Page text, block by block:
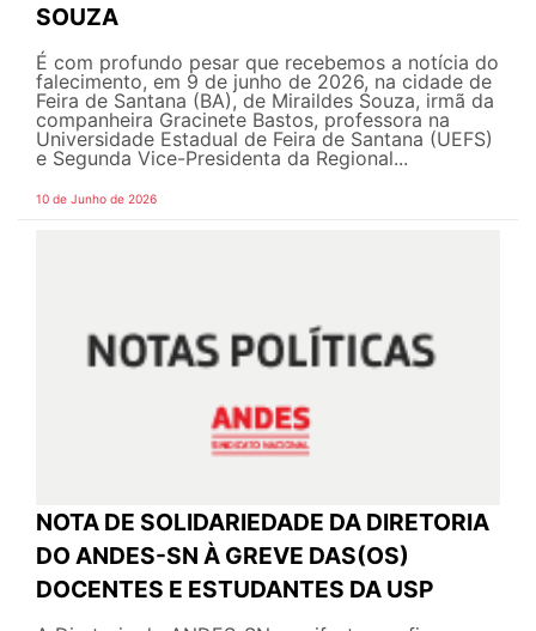
SOUZA
É com profundo pesar que recebemos a notícia do
falecimento, em 9 de junho de 2026, na cidade de
Feira de Santana (BA), de Miraildes Souza, irmã da
companheira Gracinete Bastos, professora na
Universidade Estadual de Feira de Santana (UEFS)
e Segunda Vice-Presidenta da Regional...
10 de Junho de 2026
NOTA DE SOLIDARIEDADE DA DIRETORIA
DO ANDES-SN À GREVE DAS(OS)
DOCENTES E ESTUDANTES DA USP